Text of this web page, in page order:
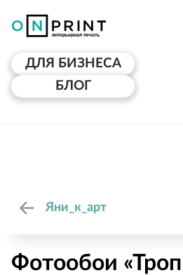
ДЛЯ БИЗНЕСА
БЛОГ
Яни_к_арт
Фотообои